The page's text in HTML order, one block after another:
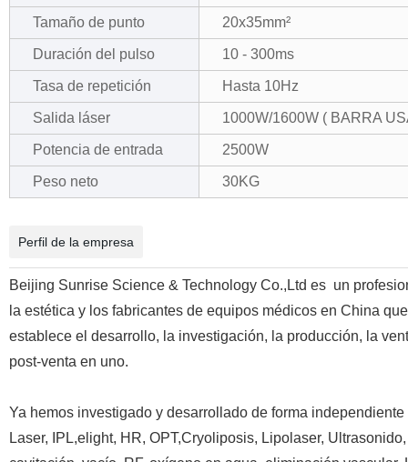
Tamaño de punto 20x35mm²
Duración del pulso 10 - 300ms
Tasa de repetición Hasta 10Hz
Salida láser 1000W/1600W ( BARRA
Potencia de entrada 2500W
Peso neto 30KG
Perfil de la empresa
Beijing Sunrise Science & Technology Co.,Ltd es un
la estética y los fabricantes de equipos médicos en China que
establece el desarrollo, la investigación, la producción, la
post-venta en uno.
Ya hemos investigado y desarrollado de forma independiente
Laser, IPL,elight, HR, OPT,Cryoliposis, Lipolaser,